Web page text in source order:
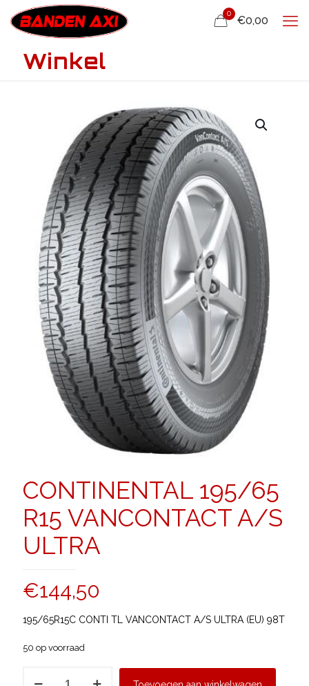
0
€0,00
Winkel
CONTINENTAL 195/65
R15 VANCONTACT A/S
ULTRA
€144,50
195/65R15C CONTI TL VANCONTACT A/S ULTRA (EU) 98T
50 op voorraad